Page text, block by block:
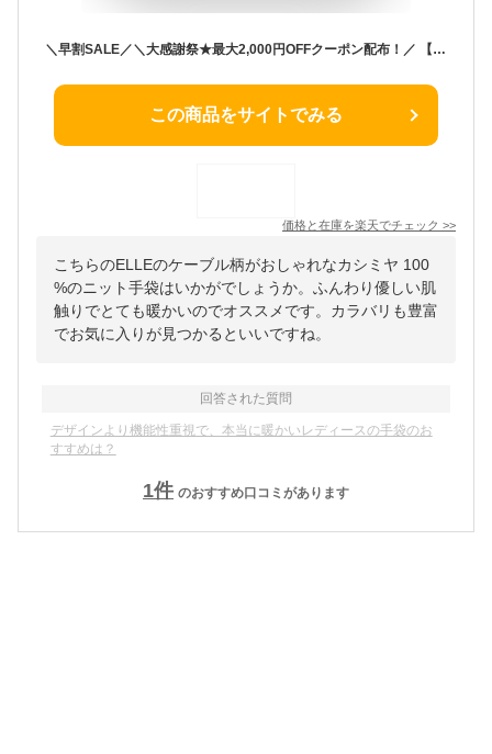
＼早割SALE／＼大感謝祭★最大2,000円OFFクーポン配布！／ 【RSL】 エル ELLE ケーブル柄 カシミヤ 100% ニット 手袋 レディース手袋 ブランド ニットグローブ ニット手袋 可愛い手袋 冬 防寒 防風 暖かい おしゃれ手袋 ベージュ かわいい おしゃれ ギフト プレゼント
この商品をサイトでみる
価格と在庫を楽天でチェック >>
こちらのELLEのケーブル柄がおしゃれなカシミヤ 100
%のニット手袋はいかがでしょうか。ふんわり優しい肌
触りでとても暖かいのでオススメです。カラバリも豊富
でお気に入りが見つかるといいですね。
回答された質問
デザインより機能性重視で、本当に暖かいレディースの手袋のお
すすめは？
1件 のおすすめ口コミがあります